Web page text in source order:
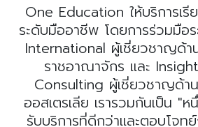
One Education ให้บริการเรี
ระดับมืออาชีพ โดยการร่วมมือ
International ผู้เชี่ยวชาญด้า
ราชอาณาจักร และ
Consulting ผู้เชี่ยวชาญด้า
ออสเตรเลีย เรารวมกันเป็น "
รับบริการที่ดีกว่าและตอบโจท